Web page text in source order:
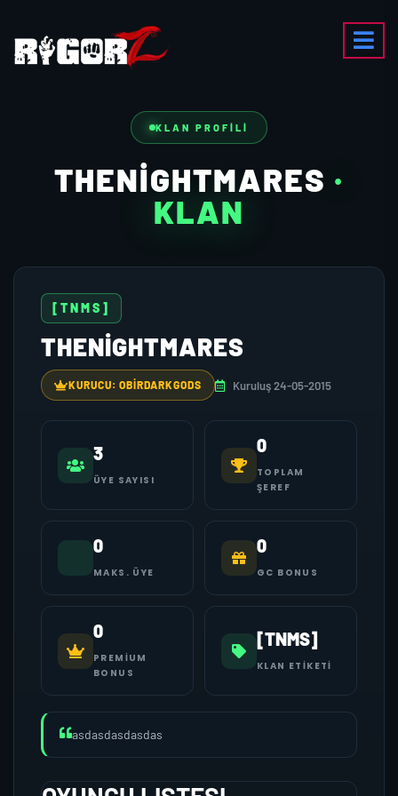
KLAN PROFILI
THENIGHTMARES ·
KLAN
[TNMS]
THENIGHTMARES
KURUCU: OBİRDARKGODS Kuruluş 24-05-2015
3
ÜYE SAYISI
0
TOPLAM
ŞEREF
0
MAKS. ÜYE
0
GC BONUS
0
PREMIUM
BONUS
[TNMS]
KLAN ETIKETI
asdasdasdasdas